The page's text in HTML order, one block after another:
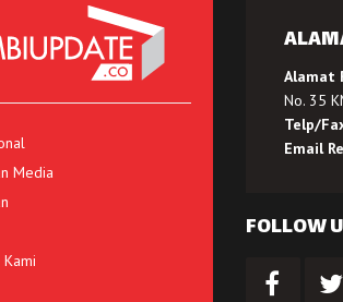
Media
Alamat
No. 35
Telp/
Email
FOLLOW